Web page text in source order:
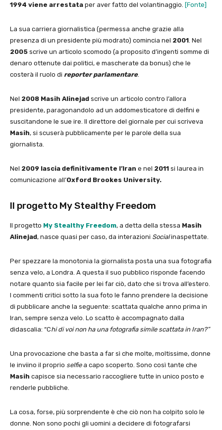
1994 viene arrestata per aver fatto del volantinaggio. [Fonte]
La sua carriera giornalistica (permessa anche grazie alla
presenza di un presidente più modrato) comincia nel 2001 . Nel
2005 scrive un articolo scomodo (a proposito d’ingenti somme di
denaro ottenute dai politici, e mascherate da bonus) che le
costerà il ruolo di reporter parlamentare.
Nel 2008 Masih Alinejad scrive un articolo contro l’allora
presidente, paragonandolo ad un addomesticatore di delfini e
suscitandone le sue ire. Il direttore del giornale per cui scriveva
Masih, si scuserà pubblicamente per le parole della sua
giornalista.
Nel 2009 lascia definitivamente l’Iran e nel 2011 si laurea in
comunicazione all’Oxford Brookes University.
Il progetto My Stealthy Freedom
Il progetto My Stealthy Freedom, a detta della stessa Masih
Alinejad, nasce quasi per caso, da interazioni Socialinaspettate.
Per spezzare la monotonia la giornalista posta una sua fotografia
senza velo, a Londra. A questa il suo pubblico risponde facendo
notare quanto sia facile per lei far ciò, dato che si trova all’estero.
I commenti critici sotto la sua foto le fanno prendere la decisione
di pubblicare anche la seguente: scattata qualche anno prima in
Iran, sempre senza velo. Lo scatto è accompagnato dalla
didascalia: “Chi di voi non ha una fotografia simile scattata in Iran?”
Una provocazione che basta a far sì che molte, moltissime, donne
le inviino il proprio selfiea capo scoperto. Sono così tante che
Masih capisce sia necessario raccogliere tutte in unico posto e
renderle pubbliche.
La cosa, forse, più sorprendente è che ciò non ha colpito solo le
donne. Non sono pochi gli uomini a decidere di fotografarsi